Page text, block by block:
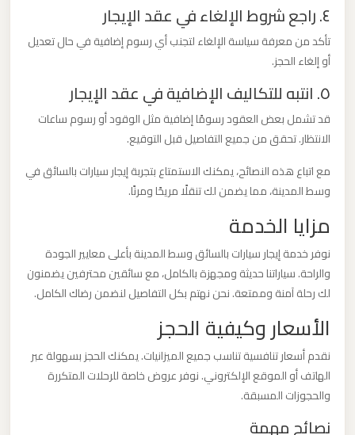
٤. راجع شروط الإلغاء في عقد الإيجار
تأكد من معرفة سياسة الإلغاء لتجنب أي رسوم إضافية في حال تعديل
أو إلغاء الحجز.
٥. انتبه للتكاليف الإضافية في عقد الإيجار
قد تشمل بعض العقود رسومًا إضافية مثل الوقود أو رسوم ساعات
الانتظار. تحقق من جميع التفاصيل قبل التوقيع.
مع اتباع هذه النصائح، يمكنك الاستمتاع بتجربة إيجار سيارات بالسائق في
وسط المدينة، مما يضمن لك تنقلًا مريحًا ومرنًا.
مزايا الخدمة
نوفر خدمة إيجار سيارات بالسائق وسط المدينة بأعلى معايير الجودة
والراحة. سياراتنا حديثة ومجهزة بالكامل، مع سائقين محترفين يضمنون
لك رحلة آمنة وممتعة. نحن نهتم بكل التفاصيل لنضمن رضاك الكامل.
الأسعار وكيفية الحجز
نقدم أسعار تنافسية تناسب جميع الميزانيات. يمكنك الحجز بسهولة عبر
الهاتف أو الموقع الإلكتروني. نوفر عروض خاصة للرحلات المتكررة
والحجوزات المسبقة.
نصائح مهمة
ليموزين
مطار
العرب
ليموزين
مطار
العرب
ليموزين
مطار
القاهرة